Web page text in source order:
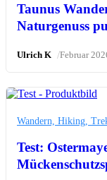
Taunus
Naturgenuss
Ulrich K /Februar
Wandern, Hiking,
Test: